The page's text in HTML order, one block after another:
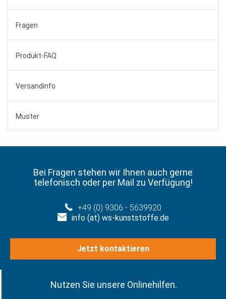
Fragen
Produkt-FAQ
Versandinfo
Muster
Bei Fragen stehen wir Ihnen auch gerne
telefonisch oder per Mail zu Verfügung!
+49 (0) 9306 - 5639920
info (at) ws-kunststoffe.de
Jetzt kontaktieren
Nutzen Sie unsere Onlinehilfen.